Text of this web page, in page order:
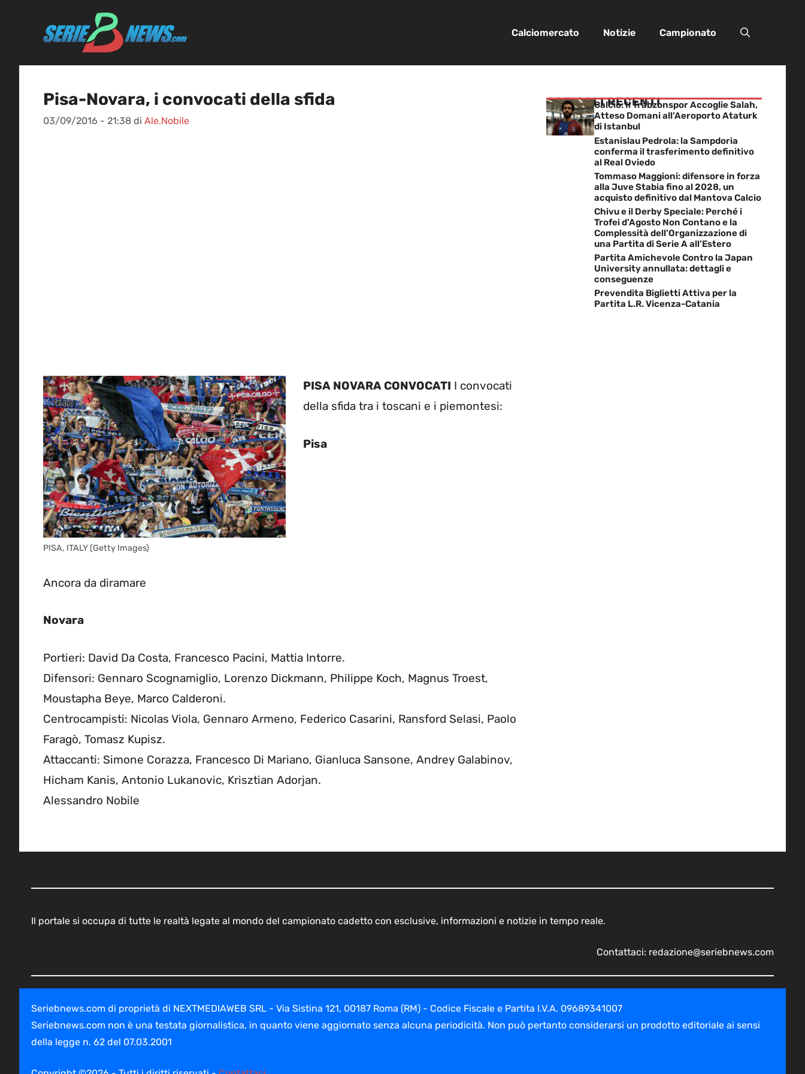
Calciomercato Notizie Campionato
Pisa-Novara, i convocati della sfida
03/09/2016 - 21:38 di Ale.Nobile
PISA, ITALY (Getty Images)
PISA NOVARA CONVOCATI I convocati
della sfida tra i toscani e i piemontesi:
Pisa
Ancora da diramare
Novara
Portieri: David Da Costa, Francesco Pacini, Mattia Intorre.
Difensori: Gennaro Scognamiglio, Lorenzo Dickmann, Philippe Koch, Magnus Troest,
Moustapha Beye, Marco Calderoni.
Centrocampisti: Nicolas Viola, Gennaro Armeno, Federico Casarini, Ransford Selasi, Paolo
Faragò, Tomasz Kupisz.
Attaccanti: Simone Corazza, Francesco Di Mariano, Gianluca Sansone, Andrey Galabinov,
Hicham Kanis, Antonio Lukanovic, Krisztian Adorjan.
Alessandro Nobile
ARTICOLI RECENTI
Calcio: Il Trabzonspor Accoglie Salah,
Atteso Domani all’Aeroporto Ataturk
di Istanbul
Estanislau Pedrola: la Sampdoria
conferma il trasferimento definitivo
al Real Oviedo
Tommaso Maggioni: difensore in forza
alla Juve Stabia fino al 2028, un
acquisto definitivo dal Mantova Calcio
Chivu e il Derby Speciale: Perché i
Trofei d’Agosto Non Contano e la
Complessità dell’Organizzazione di
una Partita di Serie A all’Estero
Partita Amichevole Contro la Japan
University annullata: dettagli e
conseguenze
Prevendita Biglietti Attiva per la
Partita L.R. Vicenza-Catania
Il portale si occupa di tutte le realtà legate al mondo del campionato cadetto con esclusive, informazioni e notizie in tempo reale.
Contattaci: redazione@seriebnews.com
Seriebnews.com di proprietà di NEXTMEDIAWEB SRL - Via Sistina 121, 00187 Roma (RM) - Codice Fiscale e Partita I.V.A. 09689341007
Seriebnews.com non è una testata giornalistica, in quanto viene aggiornato senza alcuna periodicità. Non può pertanto considerarsi un prodotto editoriale ai sensi
della legge n. 62 del 07.03.2001